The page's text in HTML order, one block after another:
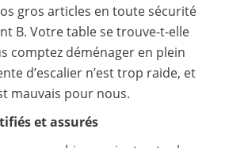
gros articles en toute sécurité
B. Votre table se trouve-t-elle
comptez déménager en plein
d’escalier n’est trop raide, et
mauvais pour nous.
et assurés